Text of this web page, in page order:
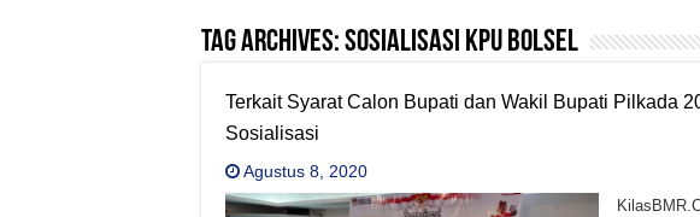
Tag Archives:Sosialisasi KPU Bolsel
Terkait Syarat Calon Bupati dan Wakil Bupati Pilkada
Sosialisasi
Agustus 8, 2020